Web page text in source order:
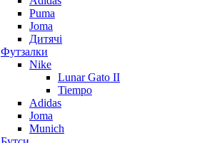
Puma
Joma
Дитячі
Футзалки
Nike
Lunar Gato II
Tiempo
Adidas
Joma
Munich